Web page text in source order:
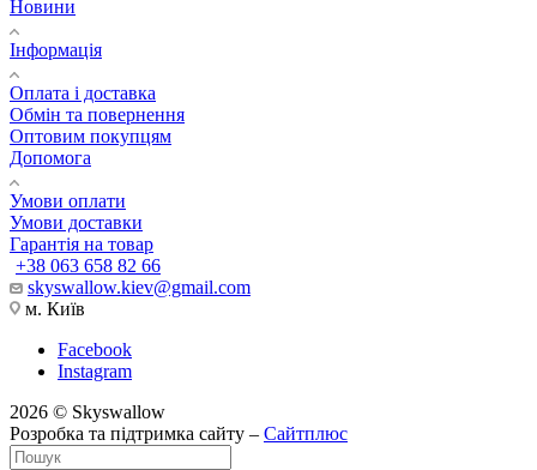
Новини
Інформація
Оплата і доставка
Обмін та повернення
Оптовим покупцям
Допомога
Умови оплати
Умови доставки
Гарантія на товар
+38 063 658 82 66
skyswallow.kiev@gmail.com
м. Київ
Facebook
Instagram
2026 © Skyswallow
Розробка та підтримка сайту – Сайтплюс